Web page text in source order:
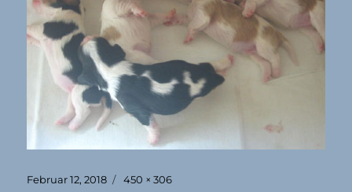
Veröffentlicht
Februar 12, 2018 Originalgröße
450 × 306